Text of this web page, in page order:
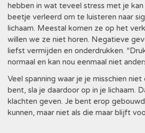
hebben in wat teveel stress met je
beetje verleerd om te luisteren naar
lichaam. Meestal komen ze op het
willen we ze niet horen. Negatieve
liefst vermijden en onderdrukken.
normaal en kan nou eenmaal niet
Veel spanning waar je je misschien
bent, sla je daardoor op in je lichaam.
klachten geven. Je bent erop
kunnen, maar niet als die maar blijft